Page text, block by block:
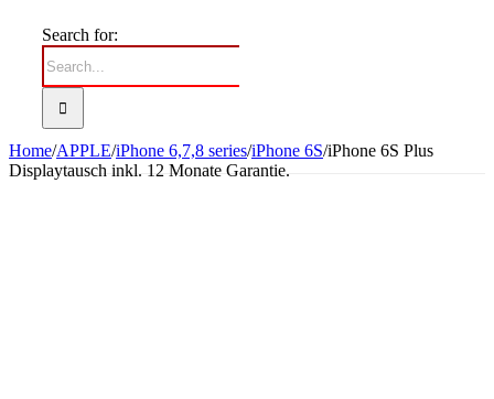
Search for:
Home/APPLE/iPhone 6,7,8 series/iPhone 6S/iPhone 6S Plus
Displaytausch inkl. 12 Monate Garantie.